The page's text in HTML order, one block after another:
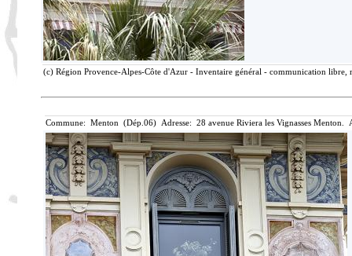
(c) Région Provence-Alpes-Côte d'Azur - Inventaire général - communication libre,
Commune: Menton (Dép.06) Adresse: 28 avenue Riviera les Vignasses